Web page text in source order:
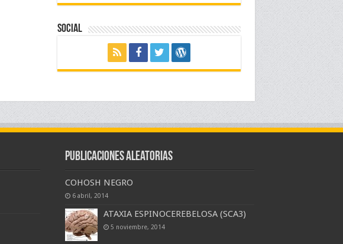
Social
Publicaciones Aleatorias
COHOSH NEGRO
6 abril, 2014
ATAXIA ESPINOCEREBELOSA (SCA3)
5 noviembre, 2014